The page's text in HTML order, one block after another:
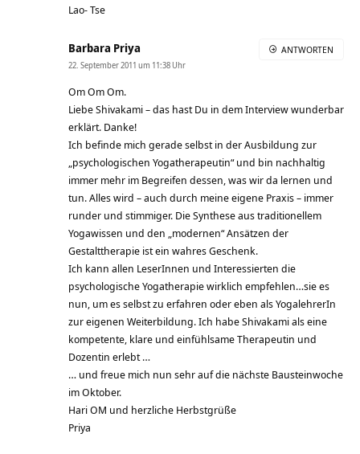
Lao- Tse
Barbara Priya
22. September 2011 um 11:38 Uhr
Om Om Om.
Liebe Shivakami – das hast Du in dem Interview wunderbar
erklärt. Danke!
Ich befinde mich gerade selbst in der Ausbildung zur
„psychologischen Yogatherapeutin“ und bin nachhaltig
immer mehr im Begreifen dessen, was wir da lernen und
tun. Alles wird – auch durch meine eigene Praxis – immer
runder und stimmiger. Die Synthese aus traditionellem
Yogawissen und den „modernen“ Ansätzen der
Gestalttherapie ist ein wahres Geschenk.
Ich kann allen LeserInnen und Interessierten die
psychologische Yogatherapie wirklich empfehlen…sie es
nun, um es selbst zu erfahren oder eben als YogalehrerIn
zur eigenen Weiterbildung. Ich habe Shivakami als eine
kompetente, klare und einfühlsame Therapeutin und
Dozentin erlebt …
… und freue mich nun sehr auf die nächste Bausteinwoche
im Oktober.
Hari OM und herzliche Herbstgrüße
Priya
ANTWORTEN